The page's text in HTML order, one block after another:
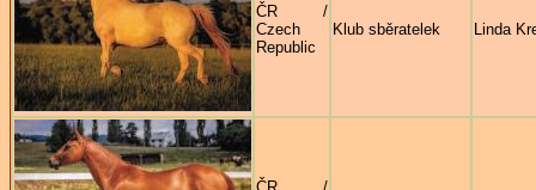
ČR /
Czech
Republic
Klub sběratelek Linda